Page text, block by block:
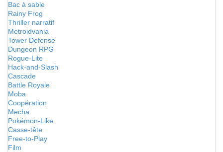
Bac à sable
Rainy Frog
Thriller narratif
Metroidvania
Tower Defense
Dungeon RPG
Rogue-Lite
Hack-and-Slash
Cascade
Battle Royale
Moba
Coopération
Mecha
Pokémon-Like
Casse-tête
Free-to-Play
Film